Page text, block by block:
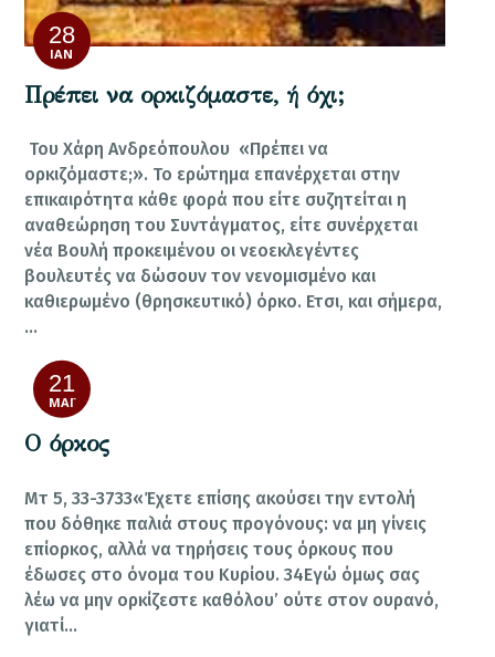
28
ΙΑΝ
Πρέπει να ορκιζόμαστε, ή όχι;
Του Χάρη Ανδρεόπουλου «Πρέπει να
ορκιζόμαστε;». Το ερώτημα επανέρχεται στην
επικαιρότητα κάθε φορά που είτε συζητείται η
αναθεώρηση του Συντάγματος, είτε συνέρχεται
νέα Βουλή προκειμένου οι νεοεκλεγέντες
βουλευτές να δώσουν τον νενομισμένο και
καθιερωμένο (θρησκευτικό) όρκο. Ετσι, και σήμερα,
…
21
ΜΆΙ
Ο όρκος
Μτ 5, 33-3733«Έχετε επίσης ακούσει την εντολή
που δόθηκε παλιά στους προγόνους: να μη γίνεις
επίορκος, αλλά να τηρήσεις τους όρκους που
έδωσες στο όνομα του Κυρίου. 34Εγώ όμως σας
λέω να μην ορκίζεστε καθόλου’ ούτε στον ουρανό,
γιατί…